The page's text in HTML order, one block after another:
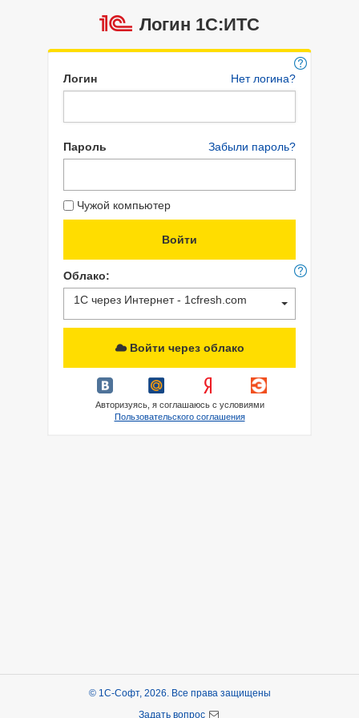
Логин 1C:ИТС
Логин Нет логина?
Пароль Забыли пароль?
Чужой компьютер
Облако:
1С через Интернет - 1cfresh.com
Войти через облако
Авторизуясь, я соглашаюсь с условиями
Пользовательского соглашения
© 1С-Софт, 2026. Все права защищены
Задать вопрос